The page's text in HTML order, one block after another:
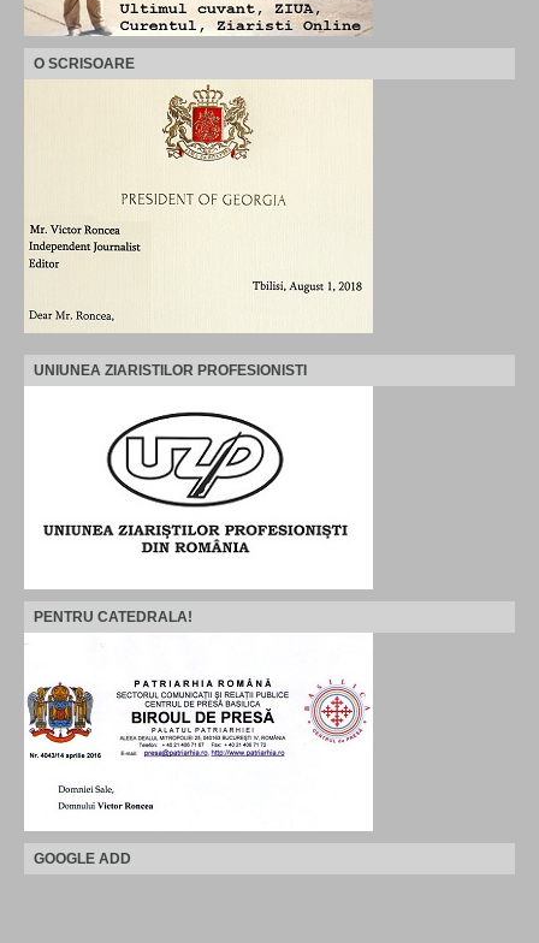
O SCRISOARE
UNIUNEA ZIARISTILOR PROFESIONISTI
PENTRU CATEDRALA!
GOOGLE ADD